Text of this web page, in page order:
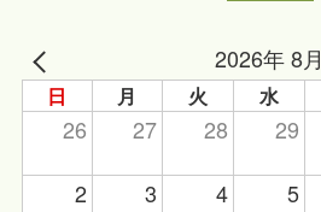
2026年 8月
日 月 火 水
26 27 28 29
2 3 4 5